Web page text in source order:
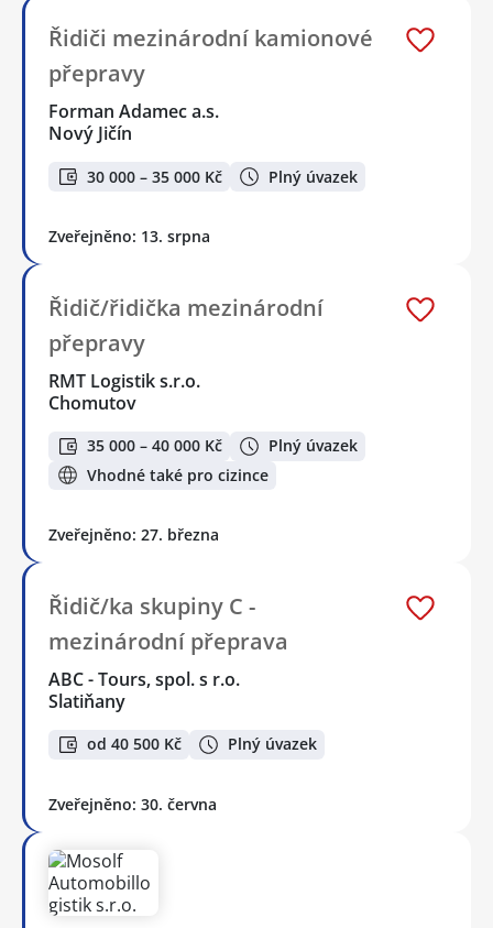
Řidiči mezinárodní kamionové
přepravy
Forman Adamec a.s.
Nový Jičín
30 000 – 35 000 Kč Plný úvazek
Zveřejněno: 13. srpna
Řidič/řidička mezinárodní
přepravy
RMT Logistik s.r.o.
Chomutov
35 000 – 40 000 Kč
Plný úvazek
Vhodné také pro cizince
Zveřejněno: 27. března
Řidič/ka skupiny C -
mezinárodní přeprava
ABC - Tours, spol. s r.o.
Slatiňany
od 40 500 Kč Plný úvazek
Zveřejněno: 30. června